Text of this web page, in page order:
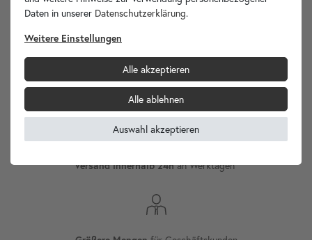
Ihr Spezialist für Waschbecken Unikate!
InternationalerVersand
Versand innerhalb 24han Werktagen¹
Daten in unserer Daten­schutz­erklärung.
Weitere Einstellungen
Alle akzeptieren
Alle ablehnen
Auswahl akzeptieren